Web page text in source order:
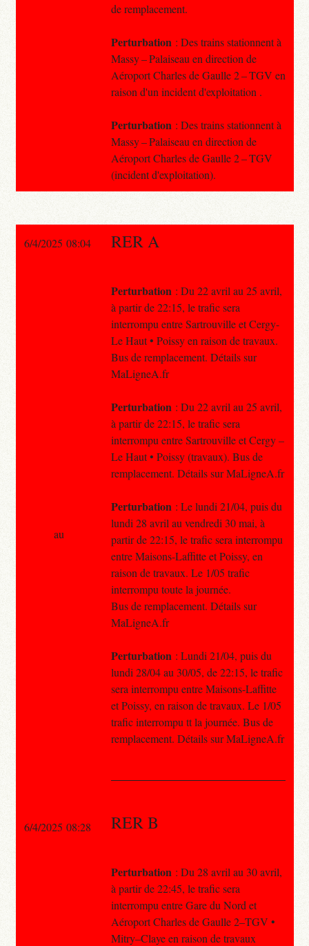
de remplacement.
Perturbation : Des trains stationnent à
Massy – Palaiseau en direction de
Aéroport Charles de Gaulle 2 – TGV en
raison d'un incident d'exploitation .
Perturbation : Des trains stationnent à
Massy – Palaiseau en direction de
Aéroport Charles de Gaulle 2 – TGV
(incident d'exploitation).
6/4/2025 08:04 RER A
Perturbation : Du 22 avril au 25 avril,
à partir de 22:15, le trafic sera
interrompu entre Sartrouville et Cergy-
Le Haut • Poissy en raison de travaux.
Bus de remplacement. Détails sur
MaLigneA.fr
Perturbation : Du 22 avril au 25 avril,
à partir de 22:15, le trafic sera
interrompu entre Sartrouville et Cergy –
Le Haut • Poissy (travaux). Bus de
remplacement. Détails sur MaLigneA.fr
Perturbation : Le lundi 21/04, puis du
lundi 28 avril au vendredi 30 mai, à
partir de 22:15, le trafic sera interrompu
entre Maisons-Laffitte et Poissy, en
raison de travaux. Le 1/05 trafic
interrompu toute la journée.
Bus de remplacement. Détails sur
MaLigneA.fr
Perturbation : Lundi 21/04, puis du
lundi 28/04 au 30/05, de 22:15, le trafic
sera interrompu entre Maisons-Laffitte
et Poissy, en raison de travaux. Le 1/05
trafic interrompu tt la journée. Bus de
remplacement. Détails sur MaLigneA.fr
RER B
Perturbation : Du 28 avril au 30 avril,
à partir de 22:45, le trafic sera
interrompu entre Gare du Nord et
Aéroport Charles de Gaulle 2–TGV •
Mitry–Claye en raison de travaux
au
6/4/2025 08:28